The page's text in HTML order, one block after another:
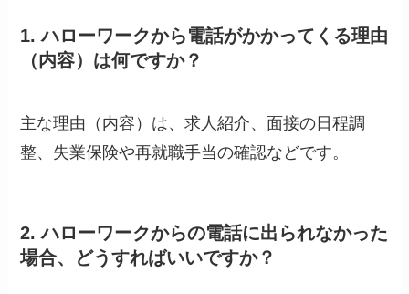
1. ハローワークから電話がかかってくる理由
（内容）は何ですか？
主な理由（内容）は、求人紹介、面接の日程調
整、失業保険や再就職手当の確認などです。
2. ハローワークからの電話に出られなかった
場合、どうすればいいですか？